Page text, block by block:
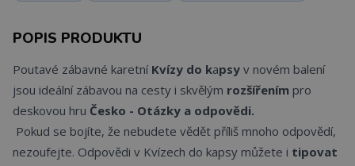
POPIS PRODUKTU
Poutavé zábavné karetní Kvízy do kapsy v novém balení
jsou ideální zábavou na cesty i skvělým rozšířením pro
deskovou hru Česko - Otázky a odpovědi.
Pokud se bojíte, že nebudete vědět příliš mnoho odpovědí,
nezoufejte. Odpovědi v Kvízech do kapsy můžete i tipovat